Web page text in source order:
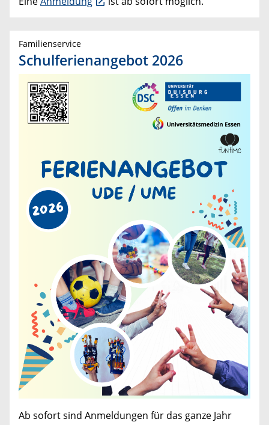
Familienservice
Schulferienangebot 2026
Ab sofort sind Anmeldungen für das ganze Jahr